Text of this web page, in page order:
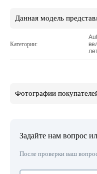
Данная модель
Категории:
Фотографии
Задайте нам вопрос
После проверки ваш